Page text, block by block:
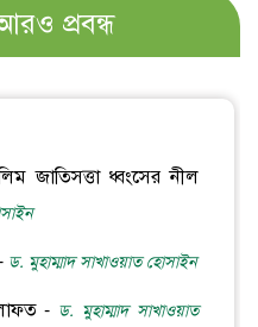
প্রবন্ধ
জাতিসত্তা ধ্বংসের নীল
ড. মুহাম্মাদ সাখাওয়াত হোসাইন
- ড. মুহাম্মাদ সাখাওয়াত